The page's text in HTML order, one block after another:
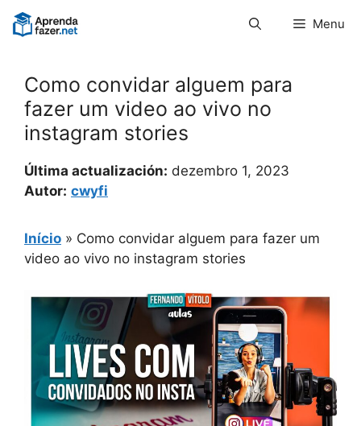
Pular
para
Menu
Como convidar alguem para
fazer um video ao vivo no
instagram stories
Última actualización: dezembro 1, 2023
Autor: cwyfi
Início » Como convidar alguem para fazer um
video ao vivo no instagram stories